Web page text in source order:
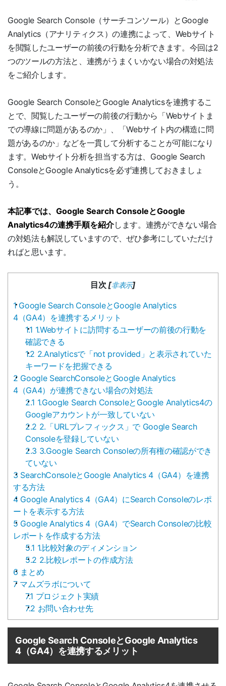
Google Search Console（サーチコンソール）とGoogle
Analytics（アナリティクス）の連携によって、Webサイト
を閲覧したユーザーの前後の行動を分析できます。今回は2
つのツールの方法と、連携がうまくいかない場合の対処法
をご紹介します。
Google Search ConsoleとGoogle Analyticsを連携するこ
とで、閲覧したユーザーの前後の行動から「Webサイトま
での導線に問題があるのか」、「Webサイト内の構造に問
題があるのか」などを一貫して分析することが可能になり
ます。Webサイト分析を担当する方は、Google Search
ConsoleとGoogle Analyticsを必ず連携しておきましょ
う。
本記事では、Google Search ConsoleとGoogle
Analytics4の連携手順を紹介します。連携ができない場合
の対処法も解説していますので、ぜひ参考にしていただけ
ればと思います。
目次 [非表示]
1Google Search ConsoleとGoogle Analytics
4（GA4）を連携するメリット
1.1 1.Webサイトに訪問するユーザーの前後の行動を
確認できる
1.2 2.Analyticsで「not provided」と表示されていた
キーワードを把握できる
2 Google SearchConsoleとGoogle Analytics
4（GA4）が連携できない場合の対処法
2.1 1.Google Search ConsoleとGoogle Analytics4の
Googleアカウントが一致していない
2.2 2.「URLプレフィックス」で Google Search
Consoleを登録していない
2.3 3.Google Search Consoleの所有権の確認ができ
ていない
3 SearchConsoleとGoogle Analytics 4（GA4）を連携
する方法
4Google Analytics 4（GA4）にSearch Consoleのレポ
ートを表示する方法
5 Google Analytics 4（GA4）でSearch Consoleの比較
レポートを作成する方法
5.1 1.比較対象のディメンション
5.2 2.比較レポートの作成方法
6 まとめ
7マムズラボについて
7.1 プロジェクト実績
7.2 お問い合わせ先
Google Search ConsoleとGoogle Analytics
4（GA4）を連携するメリット